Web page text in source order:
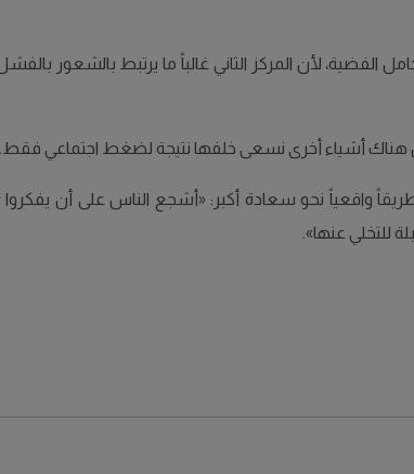
الفضية، لأن المركز الثاني غالباً ما يرتبط بالشعور
هناك أشياء أخرى نسعى خلفها نتيجة لضغط اجتماعي
واقعياً نحو سعادة أكبر: «أشجع الناس على أن يفكروا
للتخلي عنها».